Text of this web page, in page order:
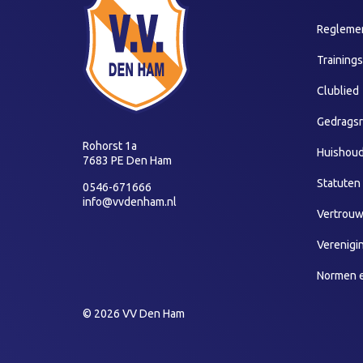
Rohorst 1a
7683 PE Den Ham
0546-671666
info@vvdenham.nl
Clublied
Statuten
Normen
© 2026 VV Den Ham